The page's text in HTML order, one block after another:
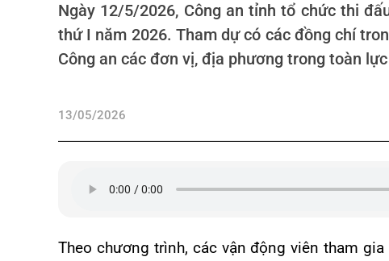
Ngày 12/5/2026, Công an tỉnh tổ chức thi
thứ I năm 2026. Tham dự có các đồng chí
Công an các đơn vị, địa phương trong toàn
13/05/2026
Theo chương trình, các vận động viên tham